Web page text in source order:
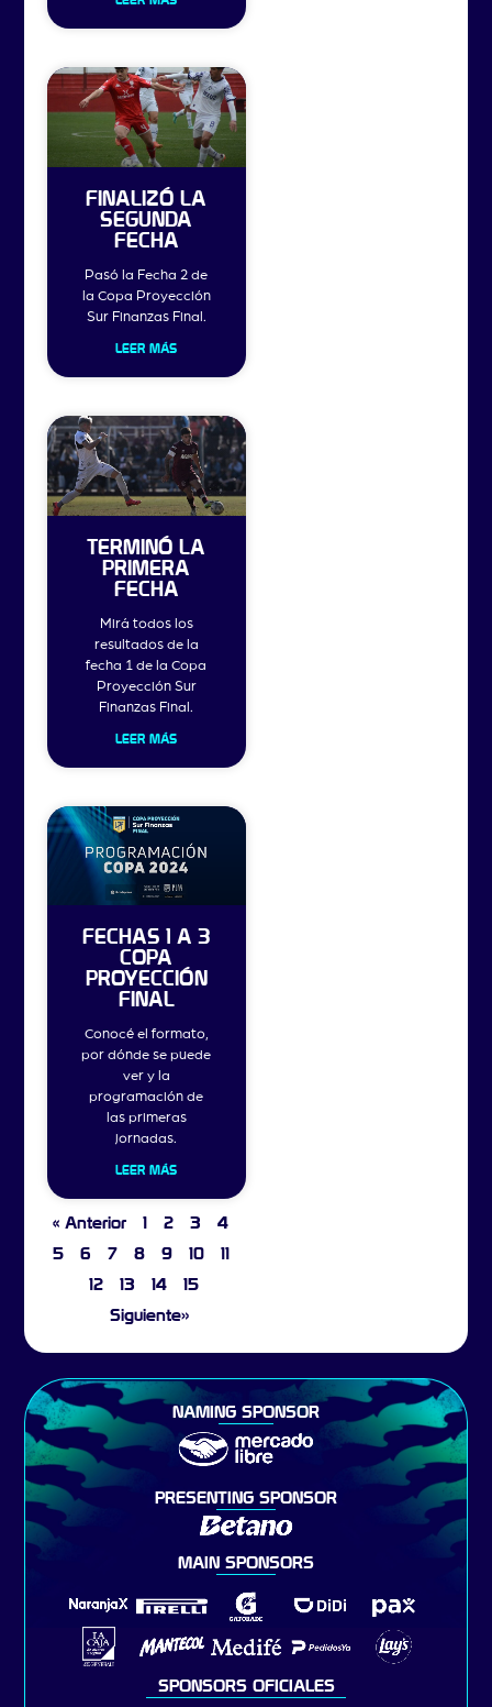
FINALIZÓ LA
SEGUNDA
FECHA
Pasó la Fecha 2 de
la Copa Proyección
Sur Finanzas Final.
LEER MÁS
TERMINÓ LA
PRIMERA
FECHA
Mirá todos los
resultados de la
fecha 1 de la Copa
Proyección Sur
Finanzas Final.
LEER MÁS
FECHAS 1 A 3
COPA
PROYECCIÓN
FINAL
Conocé el formato,
por dónde se puede
ver y la
programación de
las primeras
jornadas.
LEER MÁS
« Anterior 1 2 3
4
5
6 7 8 9 10
11
12
13 14
15
Siguiente»
NAMING SPONSOR
PRESENTING SPONSOR
MAIN SPONSORS
SPONSORS OFICIALES